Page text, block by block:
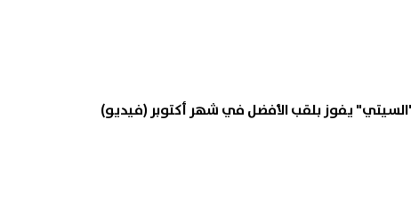
يفوز بلقب الأفضل في شهر أكتوبر (فيديو)